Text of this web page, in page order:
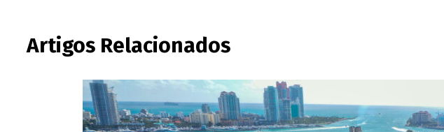
Artigos Relacionados